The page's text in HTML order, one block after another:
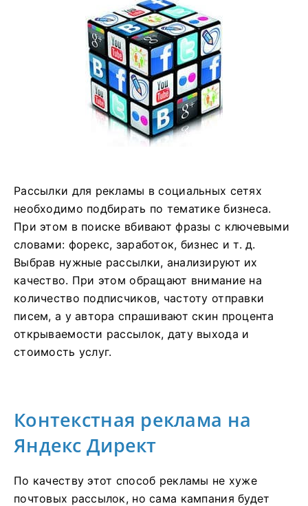
Рассылки для рекламы в социальных сетях
необходимо подбирать по тематике бизнеса.
При этом в поиске вбивают фразы с ключевыми
словами: форекс, заработок, бизнес и т. д.
Выбрав нужные рассылки, анализируют их
качество. При этом обращают внимание на
количество подписчиков, частоту отправки
писем, а у автора спрашивают скин процента
открываемости рассылок, дату выхода и
стоимость услуг.
Контекстная реклама на
Яндекс Директ
По качеству этот способ рекламы не хуже
почтовых рассылок, но сама кампания будет